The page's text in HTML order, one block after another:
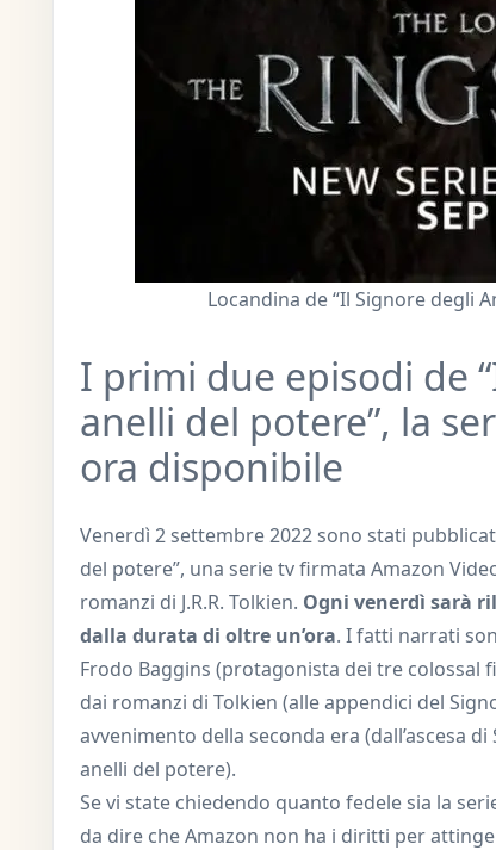
Locandina de “Il Signore degli
I primi due episodi de
anelli del potere”, la
ora disponibile
Venerdì 2 settembre 2022 sono stati
del potere”, una serie tv firmata Amazon
romanzi di J.R.R. Tolkien. Ogni venerdì sarà
dalla durata di oltre un’ora. I fatti narrati
Frodo Baggins (protagonista dei tre colossal
dai romanzi di Tolkien (alle appendici del
avvenimento della seconda era (dall’ascesa
anelli del potere).
Se vi state chiedendo quanto fedele sia la
da dire che Amazon non ha i diritti per